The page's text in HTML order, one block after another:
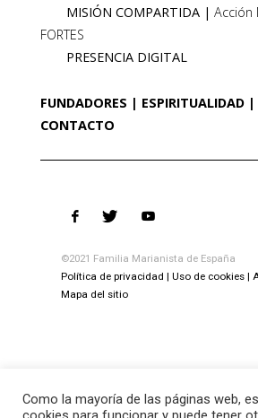
MISIÓN COMPARTIDA
Acción
FORTES
PRESENCIA DIGITAL
FUNDADORES ESPIRITUALIDAD
CONTACTO
©2021 Familia Marianista de España
Política de privacidad
Uso de cookies
Mapa del sitio
Como la mayoría de las páginas web,